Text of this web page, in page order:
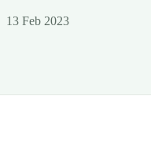
13 Feb 2023